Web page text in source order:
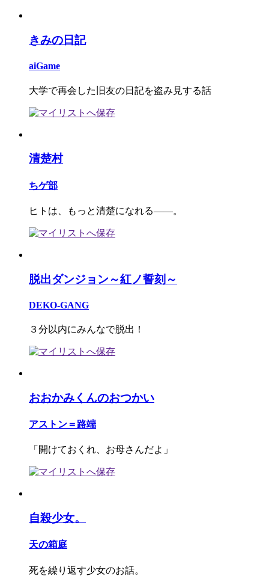
きみの日記
aiGame
大学で再会した旧友の日記を盗み見する話
清楚村
ちゲ部
ヒトは、もっと清楚になれる――。
脱出ダンジョン～紅ノ誓刻～
DEKO-GANG
３分以内にみんなで脱出！
おおかみくんのおつかい
アストン＝路端
「開けておくれ、お母さんだよ」
自殺少女。
天の箱庭
死を繰り返す少女のお話。